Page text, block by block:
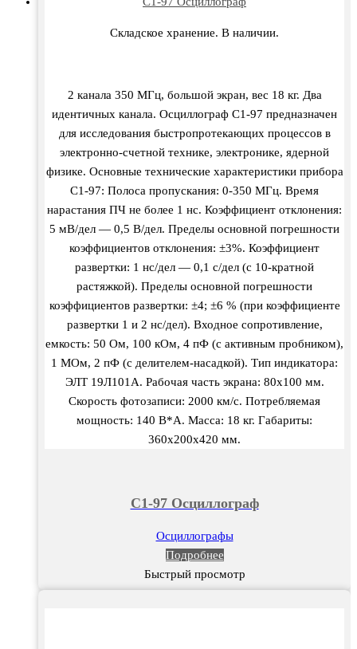
Складское хранение. В наличии.
2 канала 350 МГц, большой экран, вес 18 кг. Два
идентичных канала. Осциллограф С1-97 предназначен
для исследования быстропротекающих процессов в
электронно-счетной технике, электронике, ядерной
физике. Основные технические характеристики прибора
С1-97: Полоса пропускания: 0-350 МГц. Время
нарастания ПЧ не более 1 нс. Коэффициент отклонения:
5 мВ/дел — 0,5 В/дел. Пределы основной погрешности
коэффициентов отклонения: ±3%. Коэффициент
развертки: 1 нс/дел — 0,1 с/дел (с 10-кратной
растяжкой). Пределы основной погрешности
коэффициентов развертки: ±4; ±6 % (при коэффициенте
развертки 1 и 2 нс/дел). Входное сопротивление,
емкость: 50 Ом, 100 кОм, 4 пФ (с активным пробником),
1 МОм, 2 пФ (с делителем-насадкой). Тип индикатора:
ЭЛТ 19Л101А. Рабочая часть экрана: 80х100 мм.
Скорость фотозаписи: 2000 км/с. Потребляемая
мощность: 140 В*А. Масса: 18 кг. Габариты:
360х200х420 мм.
C1-97 Осциллограф
Осциллографы
Подробнее
Быстрый просмотр